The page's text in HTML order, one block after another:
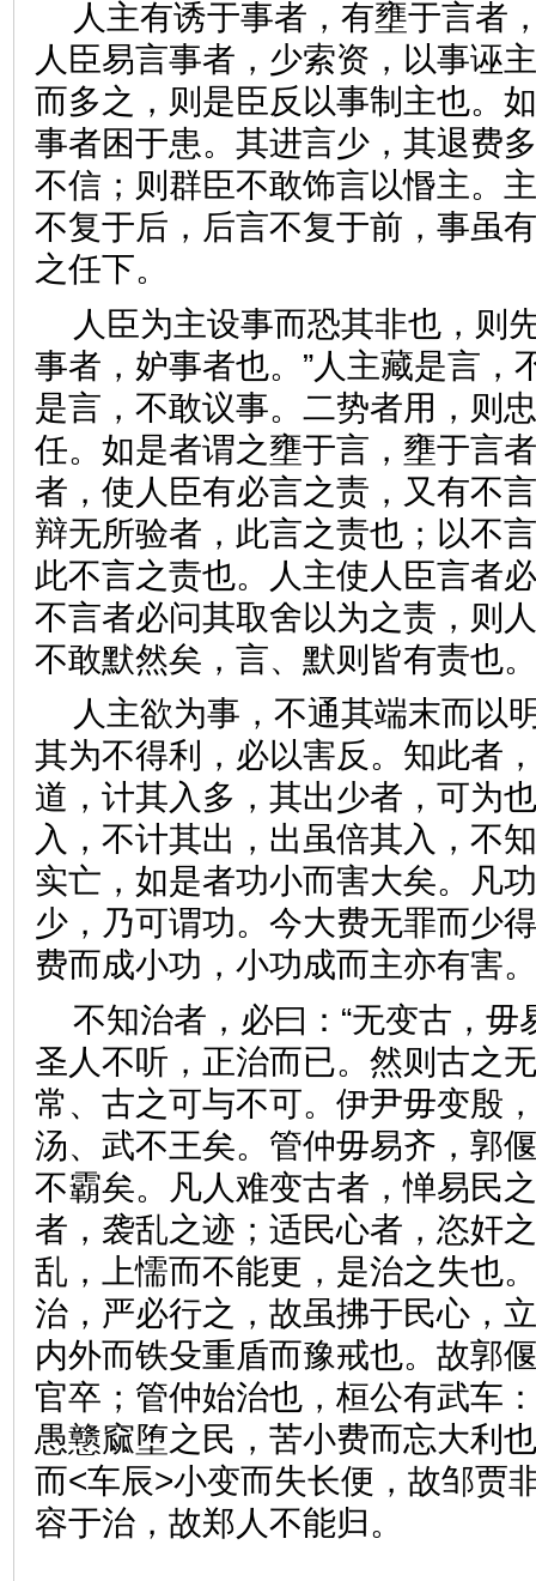
人主有诱于事者，有壅于言者
人臣易言事者，少索资，以事诬
而多之，则是臣反以事制主也。
事者困于患。其进言少，其退费
不信；则群臣不敢饰言以惽主。
不复于后，后言不复于前，事虽
之任下。
人臣为主设事而恐其非也，则
事者，妒事者也。”人主藏是言，
是言，不敢议事。二势者用，则
任。如是者谓之壅于言，壅于言
者，使人臣有必言之责，又有不
辩无所验者，此言之责也；以不
此不言之责也。人主使人臣言者
不言者必问其取舍以为之责，则
不敢默然矣，言、默则皆有
人主欲为事，不通其端末而以
其为不得利，必以害反。知此者
道，计其入多，其出少者，可为
入，不计其出，出虽倍其入，不
实亡，如是者功小而害大矣。凡
少，乃可谓功。今大费无罪而少
费而成小功，小功成而主亦
不知治者，必曰：“无变古，毋
圣人不听，正治而已。然则古之
常、古之可与不可。伊尹毋变殷
汤、武不王矣。管仲毋易齐，郭
不霸矣。凡人难变古者，惮易民
者，袭乱之迹；适民心者，恣奸
乱，上懦而不能更，是治之失也
治，严必行之，故虽拂于民心，
内外而铁殳重盾而豫戒也。故郭
官卒；管仲始治也，桓公有武车
愚戆窳堕之民，苦小费而忘大利
而<车辰>小变而失长便，故邹贾
容于治，故郑人不能归。